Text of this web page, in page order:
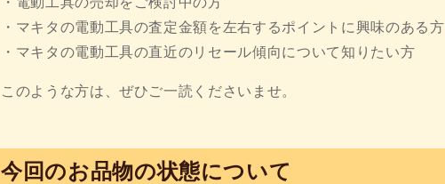
・マキタの電動工具の査定金額を左右するポイントに興味のある方
・マキタの電動工具の直近のリセール傾向について知りたい方
このような方は、ぜひご一読くださいませ。
今回のお品物の状態について